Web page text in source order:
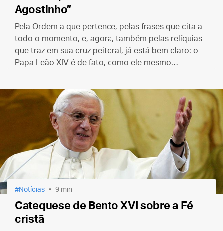
Agostinho”
Pela Ordem a que pertence, pelas frases que cita a
todo o momento, e, agora, também pelas relíquias
que traz em sua cruz peitoral, já está bem claro: o
Papa Leão XIV é de fato, como ele mesmo
Notícias 9 min
Catequese de Bento XVI sobre a Fé
cristã